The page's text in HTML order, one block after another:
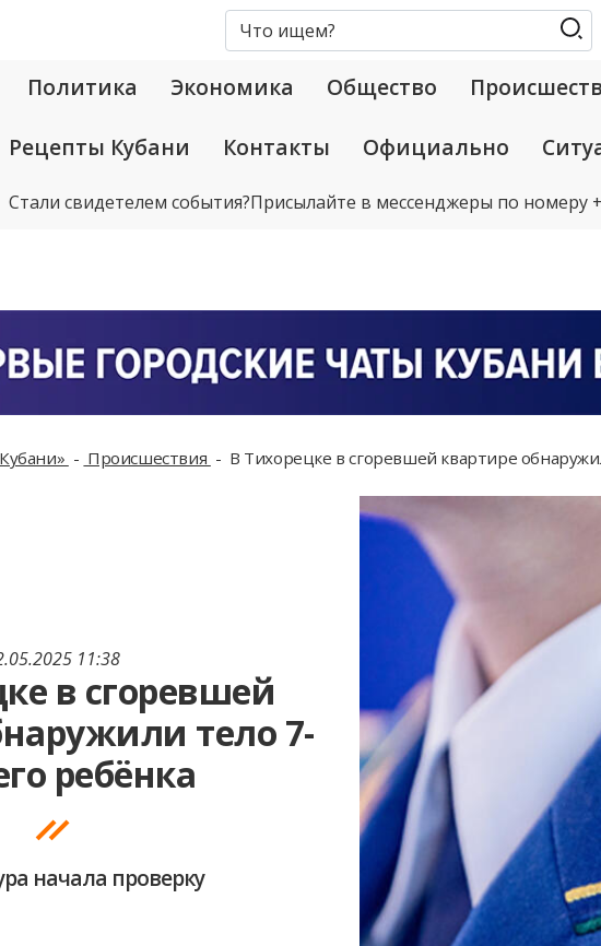
Политика Экономика Общество
Рецепты Кубани Контакты Официально
Стали свидетелем события?Присылайте в мессенджеры по номеру
Происшествия В Тихорецке в сгоревшей квартире
11:38
в сгоревшей
тело 7-
ребёнка
начала проверку